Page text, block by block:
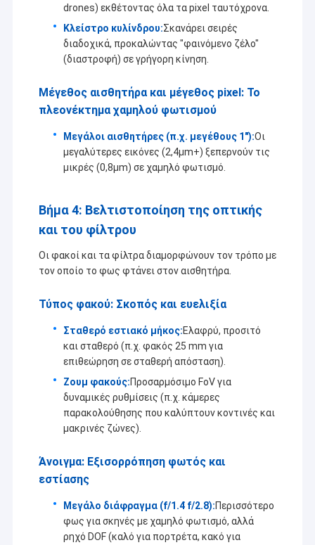
drones) εκθέτοντας όλα τα pixel ταυτόχρονα.
Κλείστρο κυλίνδρου:Σκανάρει σειρές
διαδοχικά, προκαλώντας "φαινόμενο ζέλο"
(διαστροφή) σε γρήγορη κίνηση.
Μέγεθος αισθητήρα και μέγεθος pixel: Το
πλεονέκτημα χαμηλού φωτισμού
Μεγάλοι αισθητήρες (π.χ. μεγέθους 1"):Οι
μεγαλύτερες εικόνες (2,4μm+) ξεπερνούν τις
μικρές (0,8μm) σε χαμηλό φωτισμό.
Βήμα 4: Βελτιστοποίηση της οπτικής
και του φίλτρου
Οι φακοί και τα φίλτρα διαμορφώνουν τον τρόπο με
τον οποίο το φως φτάνει στον αισθητήρα.
Τύπος φακού: Σκοπός και ευελιξία
Σταθερό εστιακό μήκος:Ελαφρύ, προσιτό
και σταθερό (π.χ. φακός 25 mm για
επιθεώρηση σε σταθερή απόσταση).
Ζουμ φακούς:Προσαρμόσιμο FoV για
δυναμικές ρυθμίσεις (π.χ. κάμερες
παρακολούθησης που καλύπτουν κοντινές και
μακρινές ζώνες).
Άνοιγμα: Εξισορρόπηση φωτός και
εστίασης
Μεγάλο διάφραγμα (f/1.4 ̇f/2.8):Περισσότερο
φως για σκηνές με χαμηλό φωτισμό, αλλά
ρηχό DOF (καλό για πορτρέτα, κακό για